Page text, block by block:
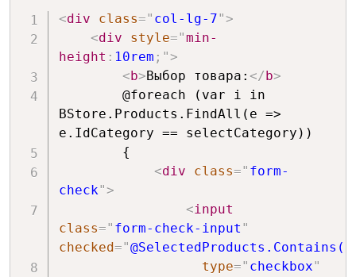
<div class=" col-lg-7">
<div style="min-
height : 10rem ; ">
<b>Выбор товара: </b>
BStore.Products.FindAll(e =>
e.IdCategory == selectCategory))
<div class=" form-
check">
<input
class=" form-check-input "
checked="
type=" checkbox"